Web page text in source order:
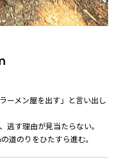
ーメン屋を出す」と言い出し
逃す理由が見当たらない。
道のりをひたすら進む。